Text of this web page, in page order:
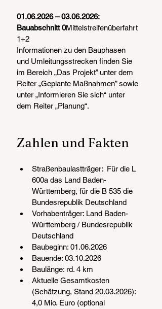
01.06.2026 – 03.06.2026:
Bauabschnitt 0Mittelstreifenüberfahrt
1+2
Informationen zu den Bauphasen
und Umleitungsstrecken finden Sie
im Bereich „Das Projekt” unter dem
Reiter „Geplante Maßnahmen” sowie
unter „Informieren Sie sich“ unter
dem Reiter „Planung“.
Zahlen und Fakten
Straßenbaulastträger:  Für die L
600a das Land Baden-
Württemberg, für die B 535 die
Bundesrepublik Deutschland
Vorhabenträger: Land Baden-
Württemberg / Bundesrepublik
Deutschland
Baubeginn: 01.06.2026
Bauende: 03.10.2026
Baulänge: rd. 4 km
Aktuelle Gesamtkosten
(Schätzung, Stand 20.03.2026):
4,0 Mio. Euro (optional